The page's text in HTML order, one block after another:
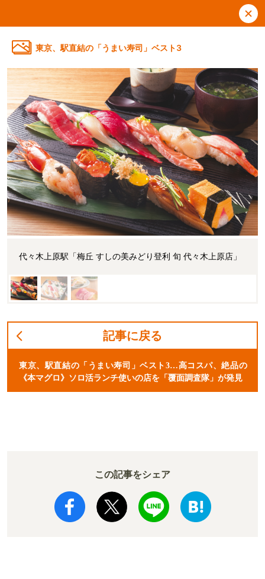
東京、駅直結の「うまい寿司」ベスト3
代々木上原駅「梅丘 すしの美みどり登利 旬 代々木上原店」
記事に戻る
東京、駅直結の「うまい寿司」ベスト3…高コスパ、絶品の
《本マグロ》ソロ活ランチ使いの店を「覆面調査隊」が発見
この記事をシェア